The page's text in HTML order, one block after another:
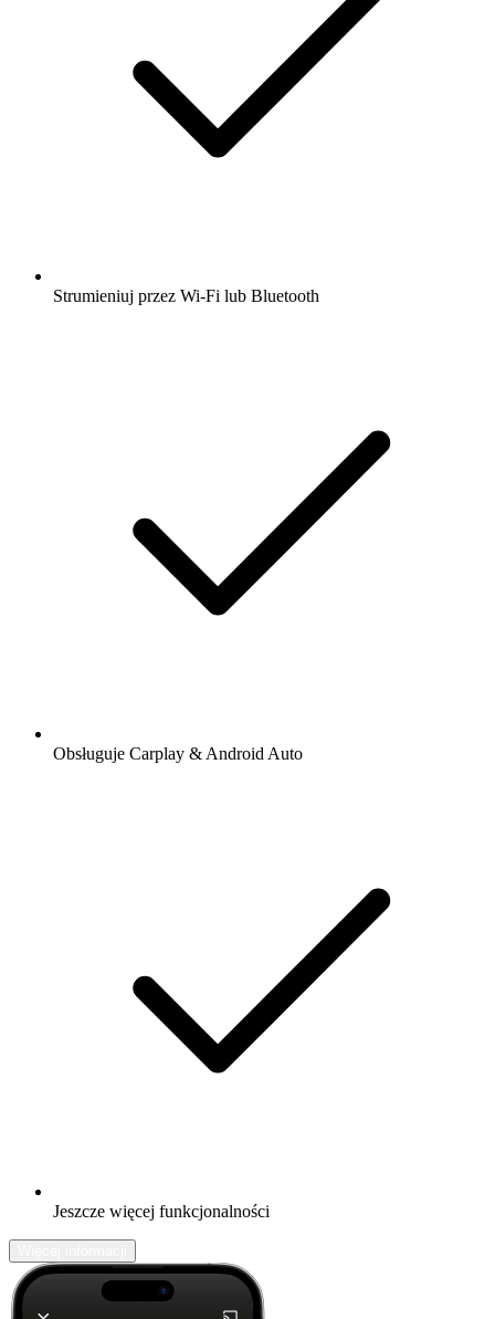
Strumieniuj przez Wi-Fi lub Bluetooth
Obsługuje Carplay & Android Auto
Jeszcze więcej funkcjonalności